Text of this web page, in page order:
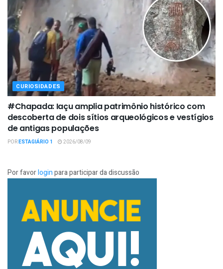
CURIOSIDADES
#Chapada: Iaçu amplia patrimônio histórico com
descoberta de dois sítios arqueológicos e vestígios
de antigas populações
PORESTAGIÁRIO 1 2026/08/09
Por favorloginpara participar da discussão